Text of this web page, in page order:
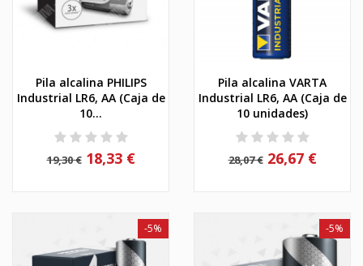
Pila alcalina PHILIPS
Industrial LR6, AA (Caja de
10...
19,30 € 18,33 €
Pila alcalina VARTA
Industrial LR6, AA (Caja de
10 unidades)
28,07 € 26,67 €
-5% -5%